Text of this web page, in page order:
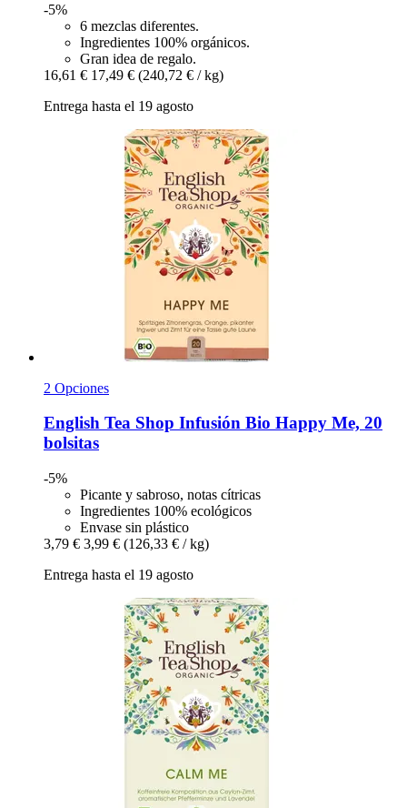
-5%
6 mezclas diferentes.
Ingredientes 100% orgánicos.
Gran idea de regalo.
16,61 € 17,49 € (240,72 € / kg)
Entrega hasta el 19 agosto
2 Opciones
English Tea Shop Infusión Bio Happy Me, 20
bolsitas
-5%
Picante y sabroso, notas cítricas
Ingredientes 100% ecológicos
Envase sin plástico
3,79 € 3,99 € (126,33 € / kg)
Entrega hasta el 19 agosto